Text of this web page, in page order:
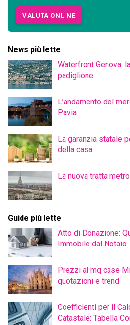
VALUTA ONLINE
News più lette
Waterfront Genova:
padiglione
L’andamento del
Pavia
La garanzia statale
della casa
La nuova tratta
Guide più lette
Atto di Donazione:
Immobile dal Notaio
Prezzi al mq case
quotazioni e trend
Coefficienti per il
Catastale: Tabella